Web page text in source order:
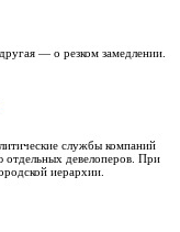
— о резком замедлении.
службы компаний
девелоперов. При
иерархии.